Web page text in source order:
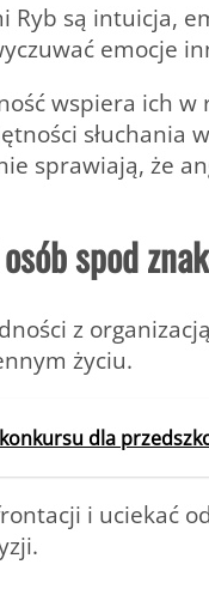
Ryb są intuicja,
emocje
wspiera ich
słuchania
sprawiają, że
spod
z
życiu.
dla
i uciekać